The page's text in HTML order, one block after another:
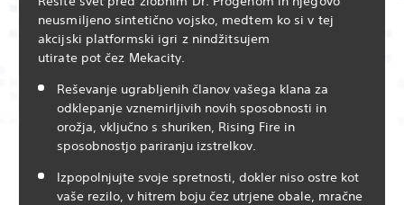
neusmiljeno sintetično vojsko, medtem ko si v tej
akcijski platformski igri z nindžitsujem
utirate pot čez Mekacity.
Reševanje ugrabljenih članov vašega klana za
odklepanje vznemirljivih novih sposobnosti in
orožja, vključno s shuriken, Rising Fire in
sposobnostjo pariranju izstrelkov.
Izpopolnjujte svoje spretnosti, dokler niso ostre kot
vaše rezilo, v hitrem boju čez utrjene obale, mračne